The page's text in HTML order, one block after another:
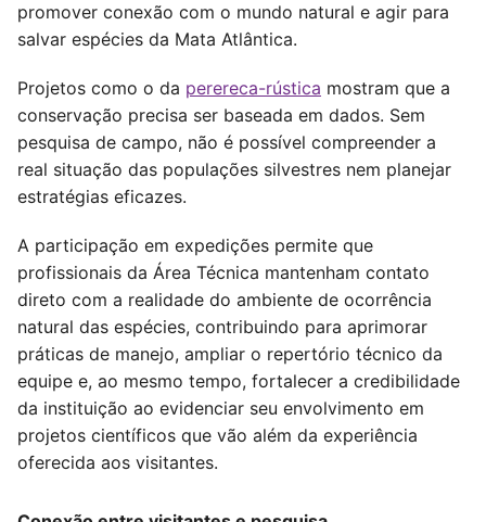
promover conexão com o mundo natural e agir para
salvar espécies da Mata Atlântica.
Projetos como o da perereca-rústica mostram que a
conservação precisa ser baseada em dados. Sem
pesquisa de campo, não é possível compreender a
real situação das populações silvestres nem planejar
estratégias eficazes.
A participação em expedições permite que
profissionais da Área Técnica mantenham contato
direto com a realidade do ambiente de ocorrência
natural das espécies, contribuindo para aprimorar
práticas de manejo, ampliar o repertório técnico da
equipe e, ao mesmo tempo, fortalecer a credibilidade
da instituição ao evidenciar seu envolvimento em
projetos científicos que vão além da experiência
oferecida aos visitantes.